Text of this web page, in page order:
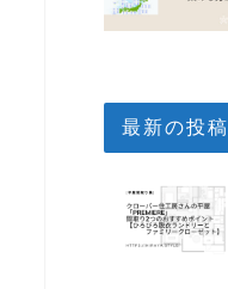
最新の投稿